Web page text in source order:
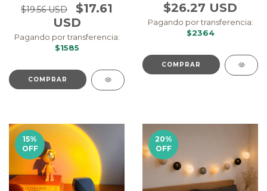
$19.56 USD
$17.61
USD
Pagando por transferencia:
$1585
$26.27 USD
Pagando por transferencia:
$2364
COMPRAR
15%
OFF
20%
OFF